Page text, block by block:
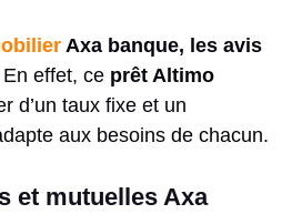
Axa banque, les avis
effet, ce prêt Altimo
d’un taux fixe et un
aux besoins de chacun.
et mutuelles Axa